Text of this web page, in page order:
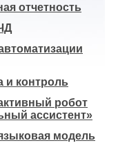
отчетность
и контроль
робот
ассистент»
модель